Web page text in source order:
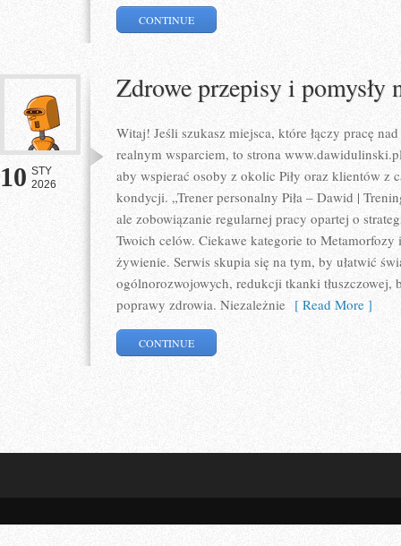
CONTINUE
10 STY
2026
Zdrowe przepisy i pomysły
Witaj! Jeśli szukasz miejsca, które łączy pracę
realnym wsparciem, to strona
aby wspierać osoby z okolic Piły oraz klientów z
kondycji. „Trener personalny Piła – Dawid |
ale zobowiązanie regularnej pracy opartej o
Twoich celów. Ciekawe kategorie to
żywienie. Serwis skupia się na tym, by ułatwić
ogólnorozwojowych, redukcji tkanki tłuszczowej,
poprawy zdrowia. Niezależnie [ Read More ]
CONTINUE